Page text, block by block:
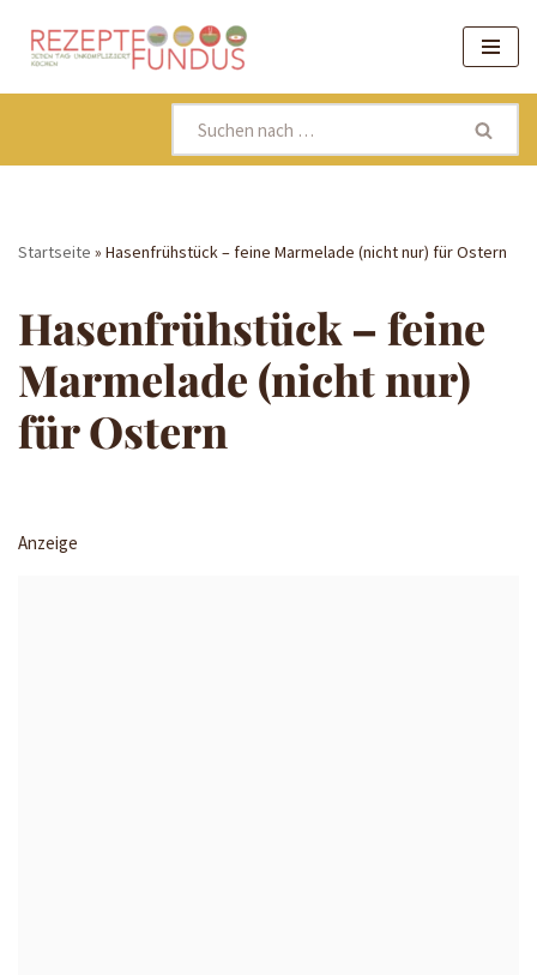
Zum
Inhalt
Startseite » Hasenfrühstück – feine Marmelade (nicht nur) für Ostern
Hasenfrühstück – feine
Marmelade (nicht nur)
für Ostern
Anzeige